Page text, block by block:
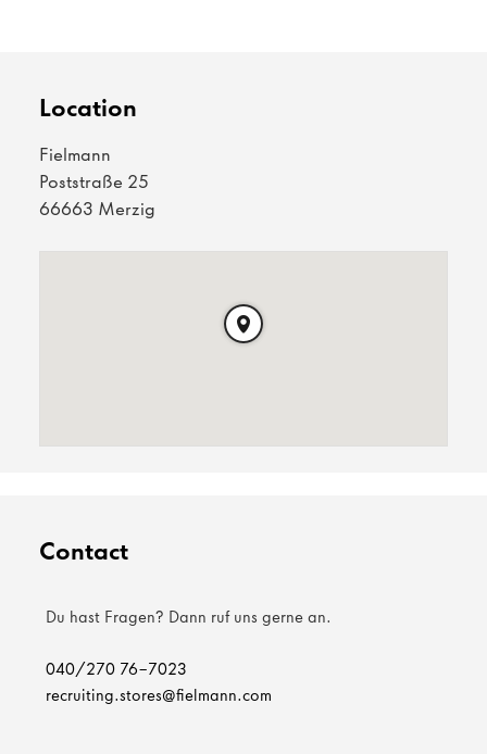
Location
Fielmann
Poststraße 25
66663 Merzig
Contact
Du hast Fragen? Dann ruf uns gerne an.
040/270 76-7023
recruiting.stores@fielmann.com